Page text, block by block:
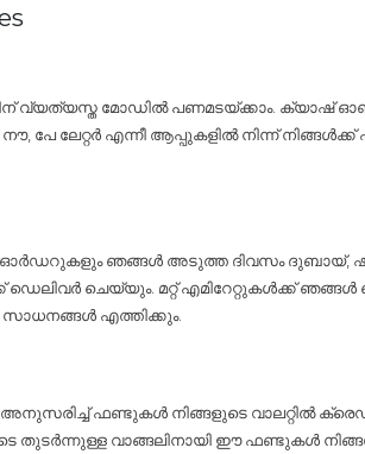
വ്യത്യസ്ത മോഡിൽ പണമടയ്ക്കാം. ക്യാഷ്
പേ ലേറ്റർ എന്നീ ആപ്പുകളിൽ നിന്ന്
ഓർഡറുകളും ഞങ്ങൾ അടുത്ത ദിവസം ദുബായ്,
ഡെലിവർ ചെയ്യും. മറ്റ് എമിറേറ്റുകൾക്ക്
സാധനങ്ങൾ എത്തിക്കും.
ഫണ്ടുകൾ നിങ്ങളുടെ വാലറ്റിൽ
തുടർന്നുള്ള വാങ്ങലിനായി ഈ ഫണ്ടുകൾ